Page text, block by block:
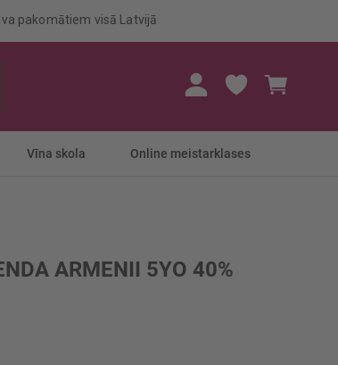
pakomātiem visā Latvijā
Vīna skola Online meistarklases
ARMENII 5YO 40%